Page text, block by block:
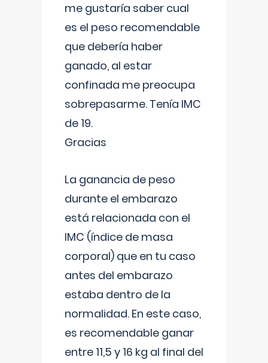
me gustaría saber cual
es el peso recomendable
que debería haber
ganado, al estar
confinada me preocupa
sobrepasarme. Tenía IMC
de 19.
Gracias
La ganancia de peso
durante el embarazo
está relacionada con el
IMC (índice de masa
corporal) que en tu caso
antes del embarazo
estaba dentro de la
normalidad. En este caso,
es recomendable ganar
entre 11,5 y 16 kg al final del